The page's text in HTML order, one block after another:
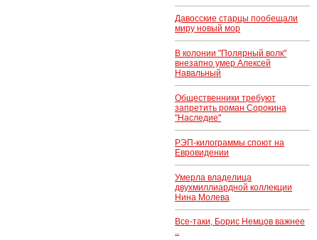
Давосские старцы пообещали
миру новый мор
В колонии "Полярный волк"
внезапно умер Алексей
Навальный
Общественники требуют
запретить роман Сорокина
"Наследие"
РЭП-килограммы споют на
Евровидении
Умерла владелица
двухмиллиардной коллекции
Нина Молева
Все-таки, Борис Немцов важнее
..